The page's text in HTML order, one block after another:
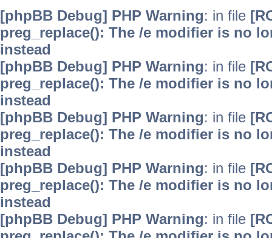
[phpBB Debug] PHP Warning: in file
preg_replace(): The /e modifier is no
instead
[phpBB Debug] PHP Warning: in file
preg_replace(): The /e modifier is no
instead
[phpBB Debug] PHP Warning: in file
preg_replace(): The /e modifier is no
instead
[phpBB Debug] PHP Warning: in file
preg_replace(): The /e modifier is no
instead
[phpBB Debug] PHP Warning: in file